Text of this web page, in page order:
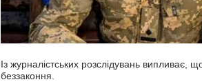
Із журналістських розслідувань
беззаконня.